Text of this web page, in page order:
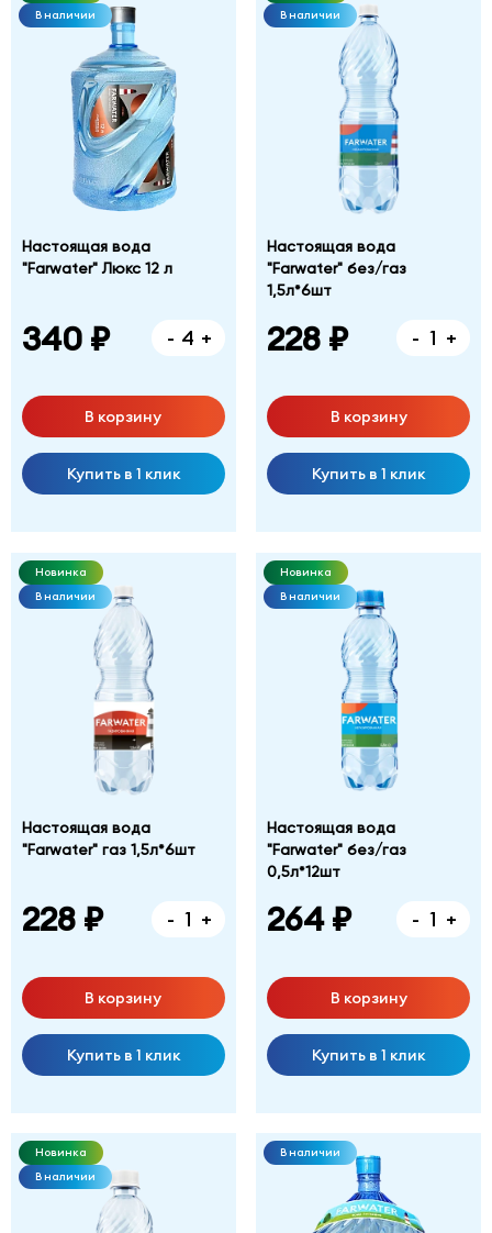
В наличии
Настоящая вода
"Farwater" Люкс 12 л
340 ₽ - +
В корзину
Купить в 1 клик
В наличии
Настоящая вода
"Farwater" без/газ
1,5л*6шт
228 ₽ - +
В корзину
Купить в 1 клик
Новинка
В наличии
Настоящая вода
"Farwater" газ 1,5л*6шт
228 ₽ - +
В корзину
Купить в 1 клик
Новинка
В наличии
Настоящая вода
"Farwater" без/газ
0,5л*12шт
264 ₽ - +
В корзину
Купить в 1 клик
Новинка
В наличии
В наличии